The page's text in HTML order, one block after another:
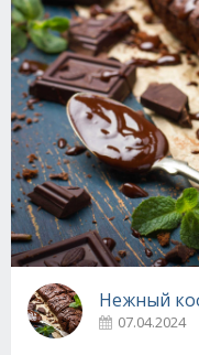
Нежный
07.04.2024